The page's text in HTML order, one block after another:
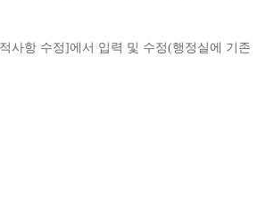
사항 수정] 에서 입력 및 수정(행정실에 기존